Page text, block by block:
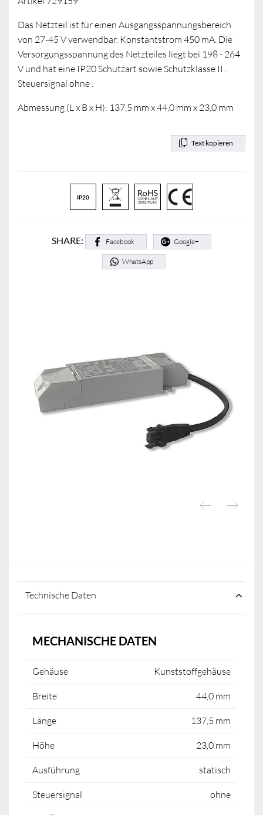
Das Netzteil ist für einen Ausgangsspannungsbereich
von 27-45 V verwendbar. Konstantstrom 450 mA. Die
Versorgungsspannung des Netzteiles liegt bei 198 - 264
V und hat eine IP20 Schutzart sowie Schutzklasse II .
Steuersignal ohne .
Abmessung (L x B x H): 137,5 mm x 44,0 mm x 23,0 mm
Text kopieren
IP20
SHARE: Facebook Google+
WhatsApp
Technische Daten
MECHANISCHE DATEN
Gehäuse Kunststoffgehäuse
Breite 44,0 mm
Länge 137,5 mm
Höhe 23,0 mm
Ausführung statisch
Steuersignal ohne